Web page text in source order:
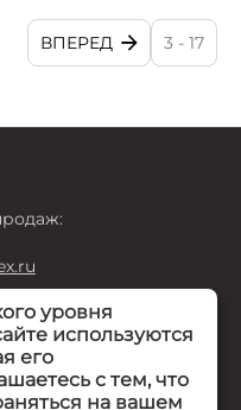
ВПЕРЕД 3 - 17
Советская ул.,
уровня
используются
его
с тем, что
на вашем